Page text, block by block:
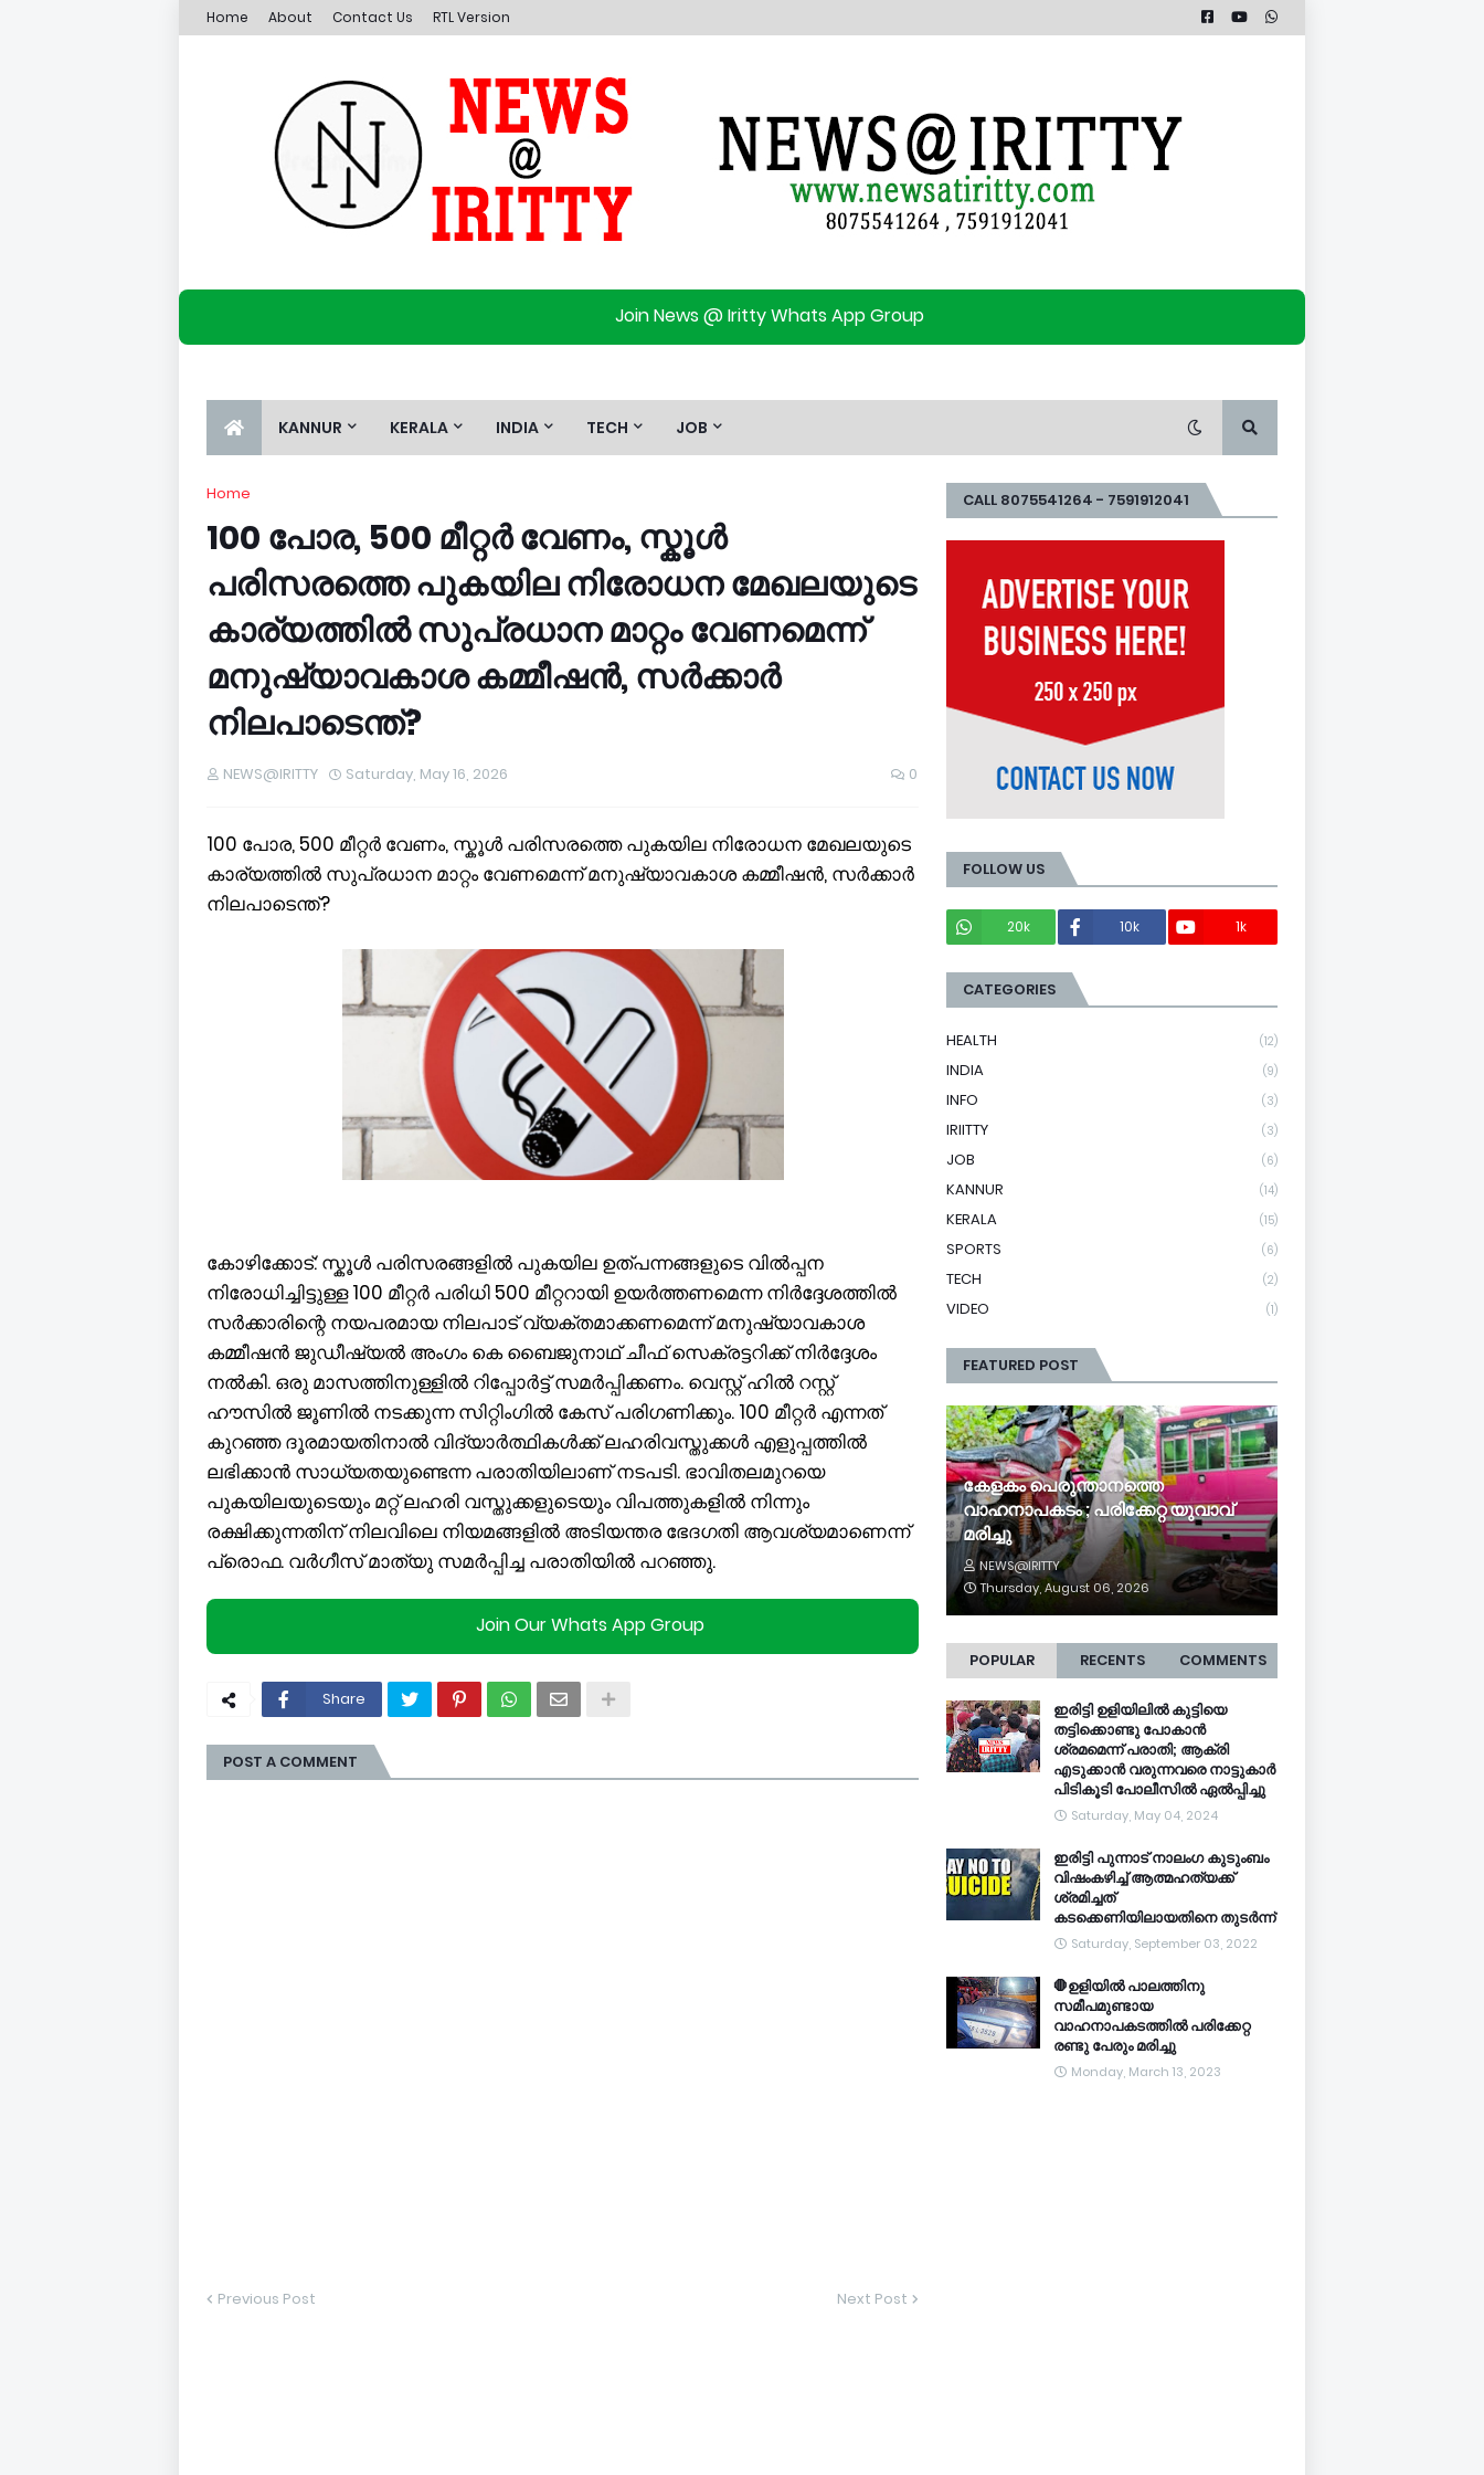
Home About Contact Us RTL Version
Join News @ Iritty Whats App Group
KANNUR KERALA INDIA TECH JOB
Home
100 പോര, 500 മീറ്റർ വേണം, സ്കൂൾ
പരിസരത്തെ പുകയില നിരോധന മേഖലയുടെ
കാര്യത്തിൽ സുപ്രധാന മാറ്റം വേണമെന്ന്
മനുഷ്യാവകാശ കമ്മീഷൻ, സർക്കാർ
നിലപാടെന്ത്?
NEWS@IRITTY Saturday, May 16, 2026 0
100 പോര, 500 മീറ്റർ വേണം, സ്കൂൾ പരിസരത്തെ പുകയില നിരോധന മേഖലയുടെ
കാര്യത്തിൽ സുപ്രധാന മാറ്റം വേണമെന്ന് മനുഷ്യാവകാശ കമ്മീഷൻ, സർക്കാർ
നിലപാടെന്ത്?
കോഴിക്കോട്: സ്കൂൾ പരിസരങ്ങളിൽ പുകയില ഉത്പന്നങ്ങളുടെ വിൽപ്പന
നിരോധിച്ചിട്ടുള്ള 100 മീറ്റർ പരിധി 500 മീറ്ററായി ഉയർത്തണമെന്ന നിർദ്ദേശത്തിൽ
സർക്കാരിന്റെ നയപരമായ നിലപാട് വ്യക്തമാക്കണമെന്ന് മനുഷ്യാവകാശ
കമ്മീഷൻ ജുഡീഷ്യൽ അംഗം കെ ബൈജുനാഥ് ചീഫ് സെക്രട്ടറിക്ക് നിർദ്ദേശം
നൽകി. ഒരു മാസത്തിനുള്ളിൽ റിപ്പോർട്ട് സമർപ്പിക്കണം. വെസ്റ്റ് ഹിൽ റസ്റ്റ്
ഹൗസിൽ ജൂണിൽ നടക്കുന്ന സിറ്റിംഗിൽ കേസ് പരിഗണിക്കും. 100 മീറ്റർ എന്നത്
കുറഞ്ഞ ദൂരമായതിനാൽ വിദ്യാർത്ഥികൾക്ക് ലഹരിവസ്തുക്കൾ എളുപ്പത്തിൽ
ലഭിക്കാൻ സാധ്യതയുണ്ടെന്ന പരാതിയിലാണ് നടപടി. ഭാവിതലമുറയെ
പുകയിലയുടെയും മറ്റ് ലഹരി വസ്തുക്കളുടെയും വിപത്തുകളിൽ നിന്നും
രക്ഷിക്കുന്നതിന് നിലവിലെ നിയമങ്ങളിൽ അടിയന്തര ഭേദഗതി ആവശ്യമാണെന്ന്
പ്രൊഫ. വർഗീസ് മാത്യു സമർപ്പിച്ച പരാതിയിൽ പറഞ്ഞു.
Join Our Whats App Group
Share
POST A COMMENT
Previous Post Next Post
CALL 8075541264 - 7591912041
FOLLOW US
20k
10k 1k
CATEGORIES
HEALTH (12)
INDIA (9)
INFO (3)
IRIITTY (3)
JOB (6)
KANNUR (14)
KERALA (15)
SPORTS (6)
TECH (2)
VIDEO (1)
FEATURED POST
കേളകം പെരുന്താനത്തെ
വാഹനാപകടം ; പരിക്കേറ്റ യുവാവ്
മരിച്ചു
NEWS@IRITTY
Thursday, August 06, 2026
POPULAR RECENTS COMMENTS
ഇരിട്ടി ഉളിയിലിൽ കുട്ടിയെ
തട്ടിക്കൊണ്ടു പോകാൻ
ശ്രമമെന്ന് പരാതി; ആക്രി
എടുക്കാൻ വരുന്നവരെ നാട്ടുകാർ
പിടികൂടി പോലീസിൽ ഏൽപ്പിച്ചു
Saturday, May 04, 2024
ഇരിട്ടി പുന്നാട് നാലംഗ കുടുംബം
വിഷംകഴിച്ച്‌ ആത്മഹത്യക്ക്
ശ്രമിച്ചത്
കടക്കെണിയിലായതിനെ തുടർന്ന്
Saturday, September 03, 2022
🛑ഉളിയിൽ പാലത്തിനു
സമീപമുണ്ടായ
വാഹനാപകടത്തിൽ പരിക്കേറ്റ
രണ്ടു പേരും മരിച്ചു
Monday, March 13, 2023